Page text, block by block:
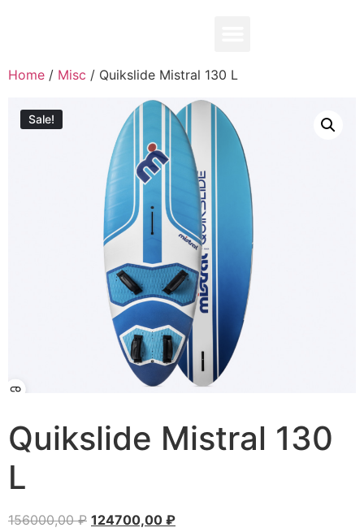
Home / Misc / Quikslide Mistral 130 L
Sale!
Quikslide Mistral 130
L
156000,00₽ 124700,00 ₽